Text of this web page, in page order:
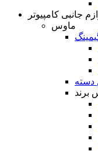
جانبی کامپیوتر
ماوس
دسته
برند